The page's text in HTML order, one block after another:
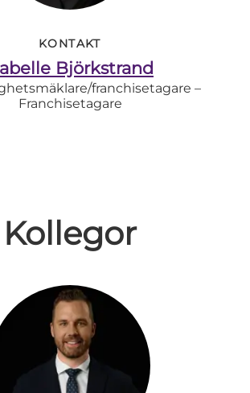
KONTAKT
Björkstrand
franchisetagare –
Franchisetagare
Kollegor